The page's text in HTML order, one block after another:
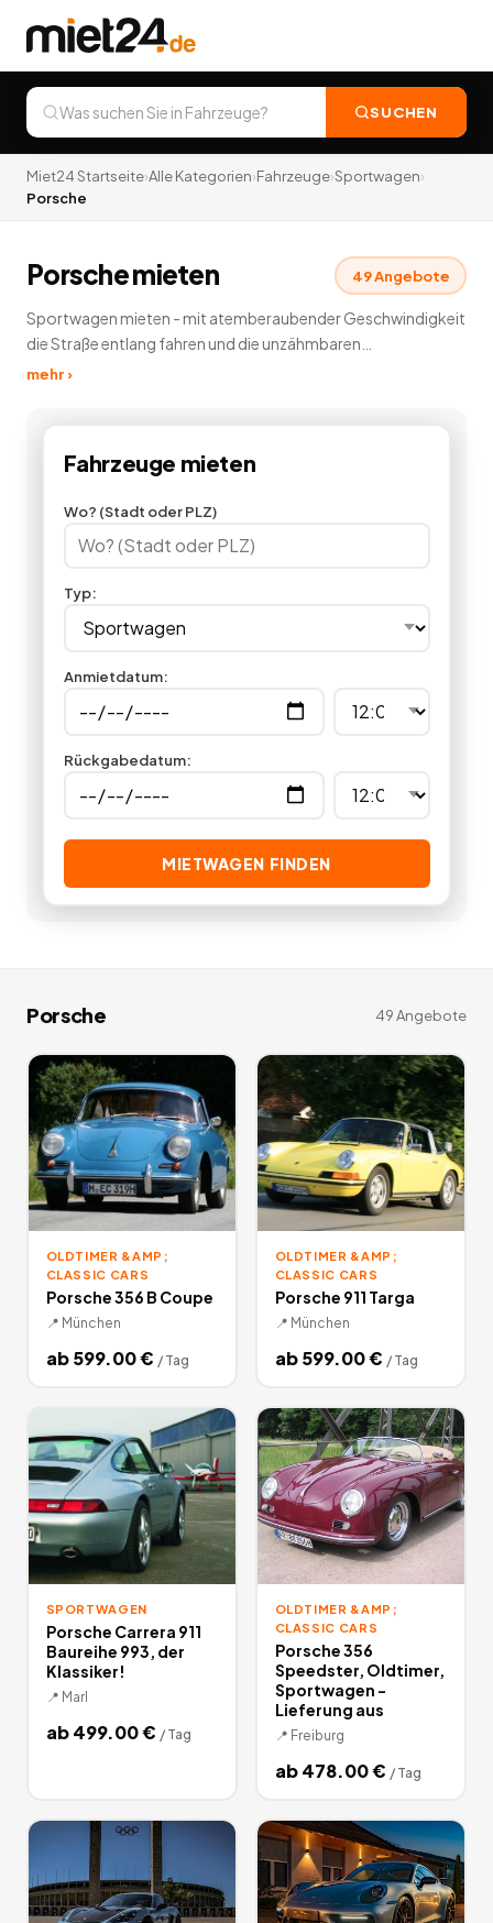
SUCHEN
Miet24 Startseite›Alle Kategorien›Fahrzeuge›Sportwagen›
Porsche
Porsche mieten 49Angebote
Sportwagen mieten - mit atemberaubender Geschwindigkeit
die Straße entlang fahren und die unzähmbaren
Pferdestärken unter der Haube spüren. Ihnen hat die
luxuriösen Sportwagen sind der Traum aller Autofahrer - egal
unterschiedlicher Markenhersteller. Lassen Sie sich einmal so
richtig in die Sitze drücken, indem Sie in unserer
Sie sind überzeugft? Jetzt einen Sportwagen mieten statt
kaufen und Sie sparen garantiert bares Geld.
Angebote
mehr ›
Fahrzeuge mieten
Wo? (Stadt oder PLZ)
Typ:
Anmietdatum:
Rückgabedatum:
MIETWAGEN FINDEN
Porsche 49Angebote
OLDTIMER &AMP;
CLASSIC CARS
Porsche 356 B Coupe
📍 München
ab599.00€ / Tag
OLDTIMER &AMP;
CLASSIC CARS
Porsche 911 Targa
📍 München
ab599.00€ / Tag
SPORTWAGEN
Porsche Carrera 911
Baureihe 993, der
Klassiker!
📍 Marl
ab499.00€ / Tag
OLDTIMER &AMP;
CLASSIC CARS
Porsche 356
Speedster, Oldtimer,
Sportwagen -
Lieferung aus
📍 Freiburg
ab478.00€ / Tag